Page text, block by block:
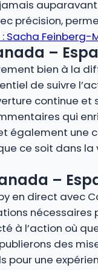
précision,
Sacha
–
bien à la
de suivre
continue
qui
également une
ce soit dans
–
en direct avec
à l’action où
des
pour une